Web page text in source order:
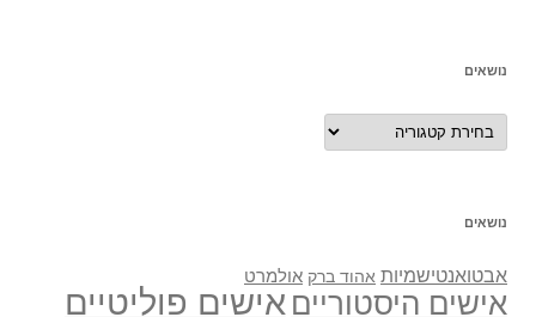
נושאים
נושאים
נושאים
אבטואנטישמיות אהוד ברק אולמרט
אישים היסטוריים אישים פוליטיים